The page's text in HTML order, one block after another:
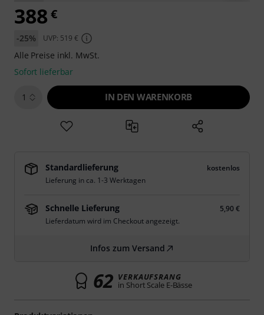
388 €
-25% UVP: 519 €
Alle Preise inkl. MwSt.
Sofort lieferbar
1 IN DEN WARENKORB
Standardlieferung
kostenlos
Lieferung in ca. 1-3 Werktagen
Schnelle Lieferung
5,90 €
Lieferdatum wird im Checkout angezeigt.
Infos zum Versand
62 VERKAUFSRANG
in Short Scale E-Bässe